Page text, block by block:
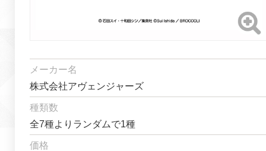
メーカー名
株式会社アヴェンジャーズ
種類数
全7種よりランダムで1種
価格